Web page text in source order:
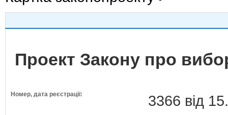
Проект Закону про
Номер, дата реєстрації: 3366 від